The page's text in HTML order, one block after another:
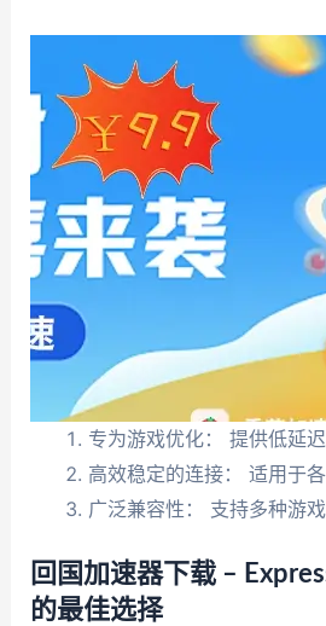
专为游戏优化： 提供低延迟
高效稳定的连接： 适用于
广泛兼容性： 支持多种游戏
回国加速器下载 –
的最佳选择